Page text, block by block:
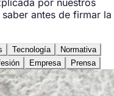
antes de firmar la
Tecnología
Normativa
Empresa Prensa